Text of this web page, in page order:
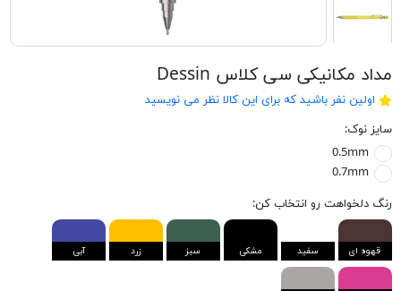
مداد مکانیکی سی کلاس Dessin
اولین نفر باشید که برای این کالا نظر می نویسید
سایز نوک:
0.5mm
0.7mm
رنگ دلخواهت رو انتخاب کن:
قهوه ای سفید مشکی سبز زرد آبی